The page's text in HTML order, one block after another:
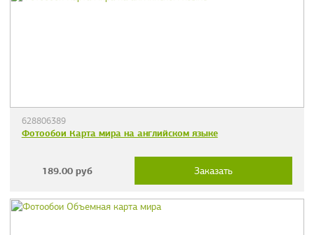
628806389
Фотообои Карта мира на английском языке
189.00 руб Заказать